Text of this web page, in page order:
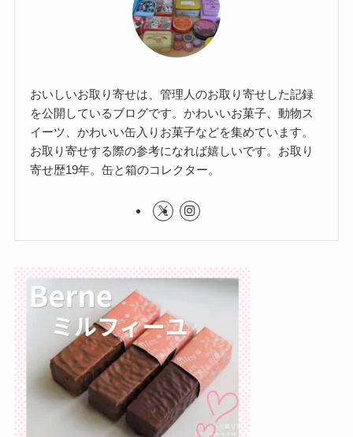
おいしいお取り寄せは、管理人のお取り寄せした記録
を公開しているブログです。かわいいお菓子、動物ス
イーツ、かわいい缶入りお菓子などを集めています。
お取り寄せする際の参考になれば嬉しいです。お取り
寄せ歴19年。缶と箱のコレクター。